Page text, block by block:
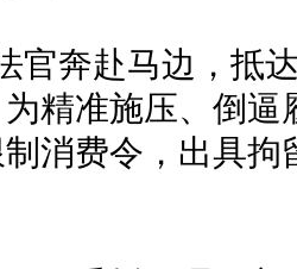
奔赴马边，抵达
精准施压、倒
消费令，出具